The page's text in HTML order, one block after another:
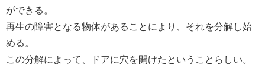
ができる。
再生の障害となる物体があることにより、それを分解し始
める。
この分解によって、ドアに穴を開けたということらしい。